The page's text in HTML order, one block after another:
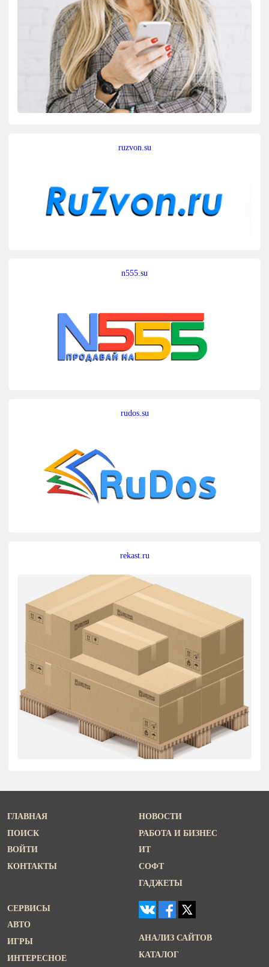
ruzvon.su
n555.su
rudos.su
rekast.ru
ГЛАВНАЯ
ПОИСК
ВОЙТИ
КОНТАКТЫ
НОВОСТИ
РАБОТА И БИЗНЕС
ИТ
СОФТ
ГАДЖЕТЫ
СЕРВИСЫ
АВТО
ИГРЫ
ИНТЕРЕСНОЕ
АНАЛИЗ САЙТОВ
КАТАЛОГ